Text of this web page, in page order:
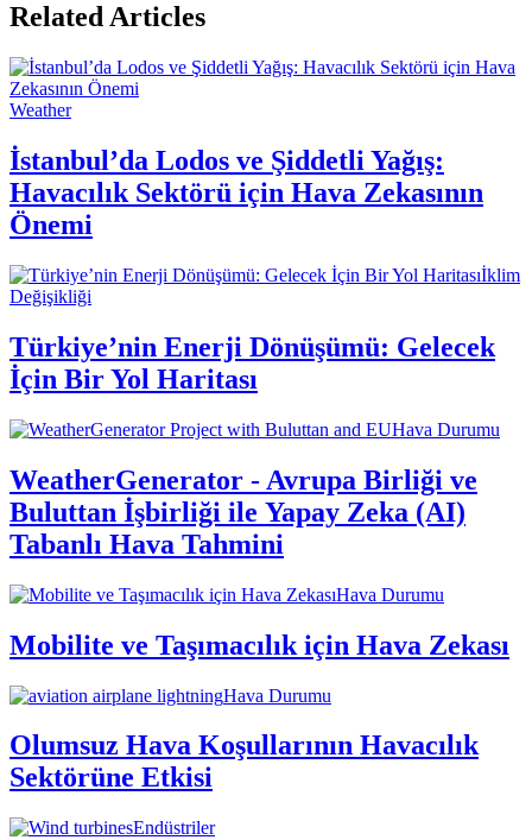
Related Articles
Weather
İstanbul’da Lodos ve Şiddetli Yağış:
Havacılık Sektörü için Hava Zekasının
Önemi
İklim
Değişikliği
Türkiye’nin Enerji Dönüşümü: Gelecek
İçin Bir Yol Haritası
Hava Durumu
WeatherGenerator - Avrupa Birliği ve
Buluttan İşbirliği ile Yapay Zeka (AI)
Tabanlı Hava Tahmini
Hava Durumu
Mobilite ve Taşımacılık için Hava Zekası
Hava Durumu
Olumsuz Hava Koşullarının Havacılık
Sektörüne Etkisi
Endüstriler